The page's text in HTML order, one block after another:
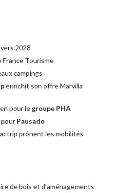
2028
France Tourisme
campings
enrichit son offre Marvilla
pour le groupe PHA
pour Pausado
prônent les mobilités
de bois et d’aménagements